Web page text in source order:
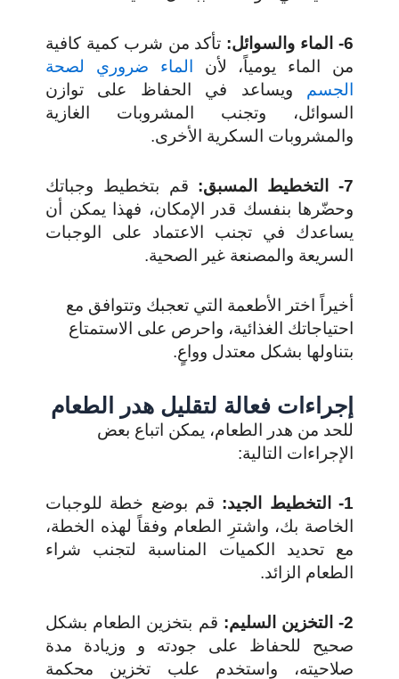
6- الماء والسوائل:
تأكد من شرب كمية كافية
من الماء يومياً، لأن
الماء ضروري لصحة
الجسم ويساعد في الحفاظ على توازن
السوائل، وتجنب المشروبات الغازية
والمشروبات السكرية الأخرى.
7- التخطيط المسبق:
قم بتخطيط وجباتك
وحضّرها بنفسك قدر الإمكان، فهذا يمكن أن
يساعدك في تجنب الاعتماد على الوجبات
السريعة والمصنعة غير الصحية.
أخيراً اختر الأطعمة التي تعجبك وتتوافق مع
احتياجاتك الغذائية، واحرص على الاستمتاع
بتناولها بشكل معتدل وواعٍ.
إجراءات فعالة لتقليل هدر الطعام
للحد من هدر الطعام، يمكن اتباع بعض
الإجراءات التالية:
1- التخطيط الجيد:
قم بوضع خطة للوجبات
الخاصة بك، واشترِ الطعام وفقاً لهذه الخطة،
مع تحديد الكميات المناسبة لتجنب شراء
الطعام الزائد.
2- التخزين السليم:
قم بتخزين الطعام بشكل
صحيح للحفاظ على جودته و وزيادة مدة
صلاحيته، واستخدم علب تخزين محكمة